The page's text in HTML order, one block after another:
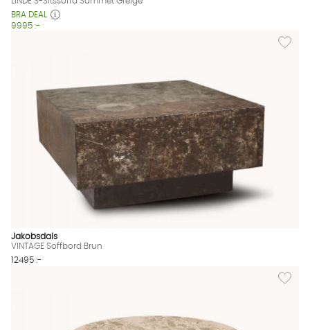
BRA DEAL
9995 :-
Lägg
Jakobsdals
VINTAGE Soffbord Brun
12495 :-
Lägg